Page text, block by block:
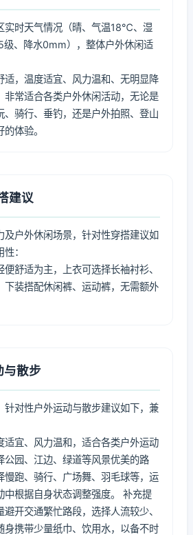
实时天气情况（晴、气温18℃、湿
、降水0mm），整体户外休闲适
适，温度适宜、风力温和、无明显降
非常适合各类户外休闲活动，无论是
、骑行、垂钓，还是户外拍照、登山
体验。
建议
及户外休闲场景，针对性穿搭建议如
：
舒适为主，上衣可选择长袖衬衫、
下装搭配休闲裤、运动裤，无需额外
与散步
针对性户外运动与散步建议如下，兼
适宜、风力温和，适合各类户外运动
公园、江边、绿道等风景优美的路
慢跑、骑行、广场舞、羽毛球等，运
中根据自身状态调整强度。 补充提
开交通繁忙路段，选择人流较少、
身携带少量纸巾、饮用水，以备不时